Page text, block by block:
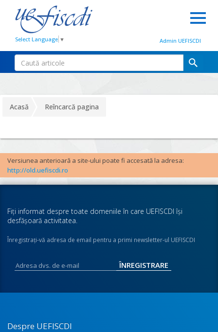
Select Language ▼ Admin UEFISCDI
Acasă Reîncarcă pagina
Versiunea anterioară a site-ului poate fi accesată la adresa:
http://old.uefiscdi.ro
Fiţi informat despre toate domeniile în care UEFISCDI îşi
desfăşoară activitatea.
Înregistraţi-vă adresa de email pentru a primi newsletter-ul UEFISCDI
Despre UEFISCDI